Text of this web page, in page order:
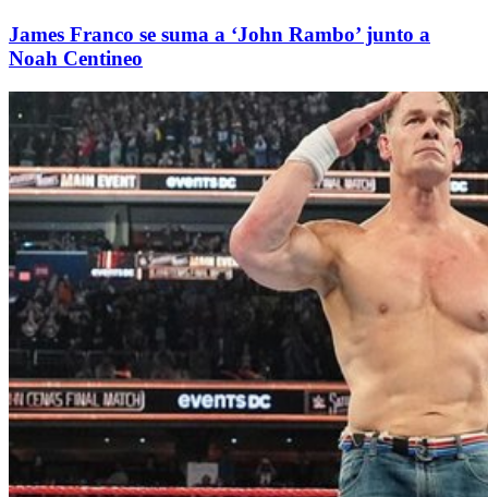
James Franco se suma a ‘John Rambo’ junto a
Noah Centineo